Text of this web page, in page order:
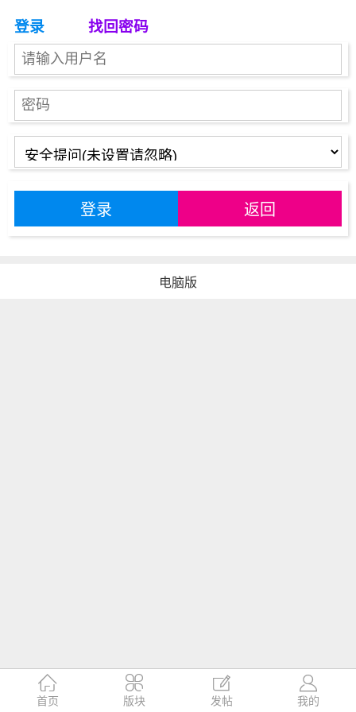
登录 找回密码
登录 返回

首页

版块

发帖

我的
电脑版